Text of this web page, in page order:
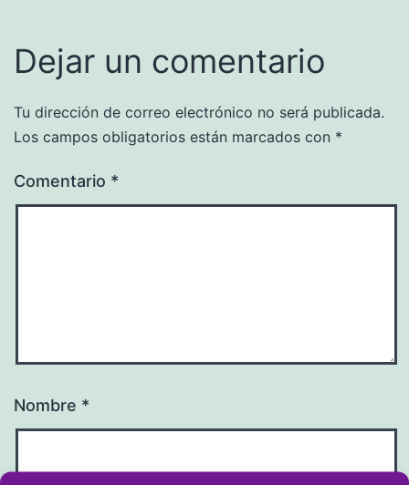
Dejar un comentario
Tu dirección de correo electrónico no será publicada.
Los campos obligatorios están marcados con *
Comentario *
Nombre *